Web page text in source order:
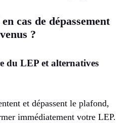
cas de dépassement
?
du LEP et alternatives
et dépassent le plafond,
immédiatement votre LEP.